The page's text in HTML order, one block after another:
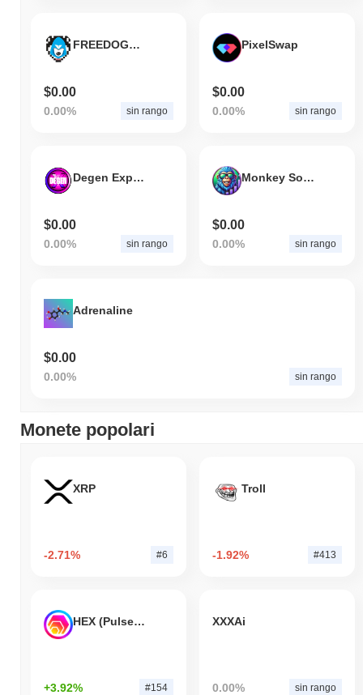
FREEDOGS Coin
$0.00
0.00% sin rango
PixelSwap
$0.00
0.00% sin rango
Degen Express
$0.00
0.00% sin rango
Monkey Sol Inu
$0.00
0.00% sin rango
Adrenaline
$0.00
0.00% sin rango
Monete popolari
XRP
-2.71% #6
Troll
-1.92% #413
HEX (Pulsechain)
+3.92% #154
XXXAi
0.00% sin rango